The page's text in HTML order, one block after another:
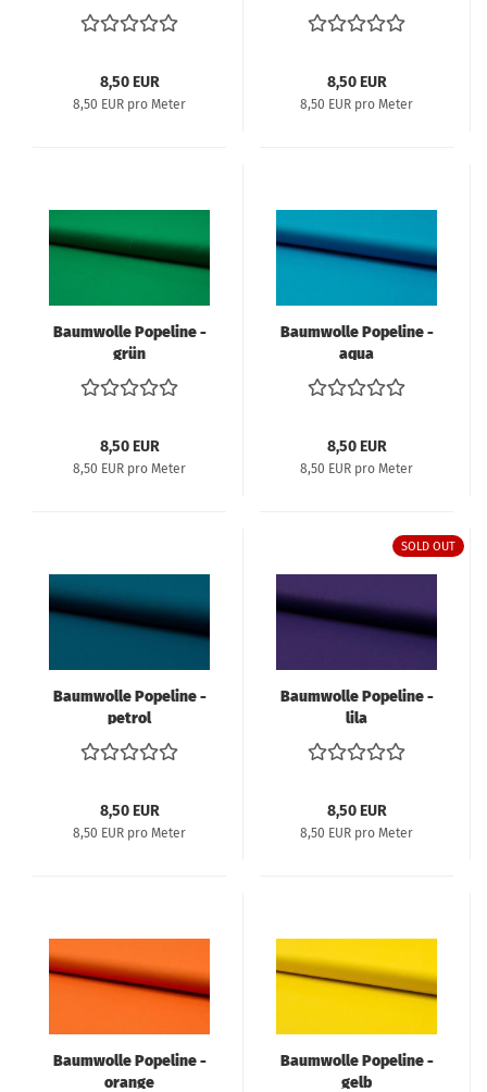
8,50 EUR
8,50 EUR pro Meter
8,50 EUR
8,50 EUR pro Meter
Baumwolle Popeline -
grün
8,50 EUR
8,50 EUR pro Meter
Baumwolle Popeline -
aqua
8,50 EUR
8,50 EUR pro Meter
Baumwolle Popeline -
petrol
8,50 EUR
8,50 EUR pro Meter
SOLD OUT
Baumwolle Popeline -
lila
8,50 EUR
8,50 EUR pro Meter
Baumwolle Popeline -
orange
Baumwolle Popeline -
gelb